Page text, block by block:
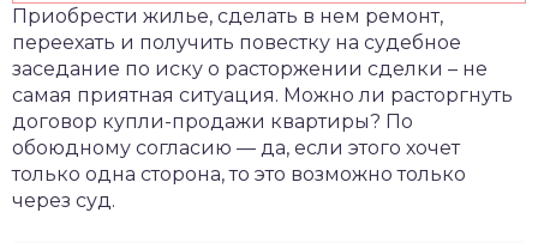
Приобрести жилье, сделать в нем ремонт,
переехать и получить повестку на судебное
заседание по иску о расторжении сделки – не
самая приятная ситуация. Можно ли расторгнуть
договор купли-продажи квартиры? По
обоюдному согласию — да, если этого хочет
только одна сторона, то это возможно только
через суд.